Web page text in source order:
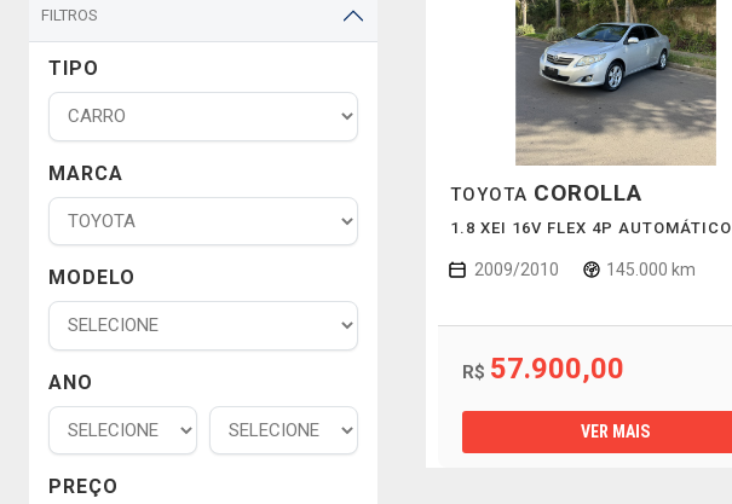
FILTROS
TIPO
MARCA
MODELO
ANO
PREÇO
TOYOTA COROLLA
1.8 XEI 16V FLEX 4P AUTOMÁTICO
2009/2010 145.000 km
R$ 57.900,00
VER MAIS